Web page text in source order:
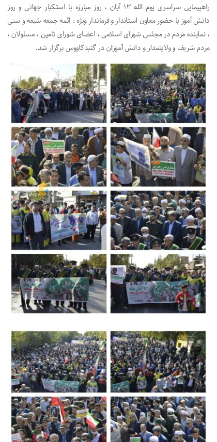
راهپیمایی سراسری یوم الله ۱۳ آبان ، روز مبارزه با استکبار جهانی و روز
دانش آموز با حضور معاون استاندار و فرماندار ویژه ، ائمه جمعه شیعه و سنی
، نماینده مردم در مجلس شورای اسلامی ، اعضای شورای تامین ، مسئولان ،
مردم شریف و ولایتمدار و دانش آموزان در گنبدکاووس برگزار شد.